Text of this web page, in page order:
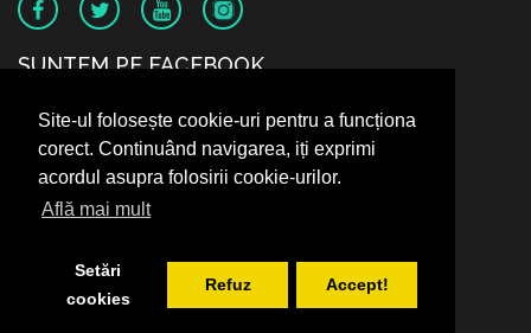
Site-ul folosește cookie-uri pentru a funcționa
corect. Continuând navigarea, iți exprimi
acordul asupra folosirii cookie-urilor.
Află mai mult
Setări
cookies
Refuz Accept!
SUNTEM PE FACEBOOK